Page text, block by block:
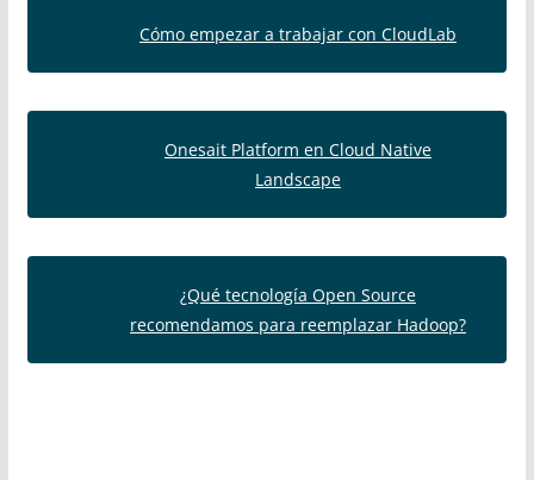
Cómo empezar a trabajar con CloudLab
Onesait Platform en Cloud Native
Landscape
¿Qué tecnología Open Source
recomendamos para reemplazar Hadoop?